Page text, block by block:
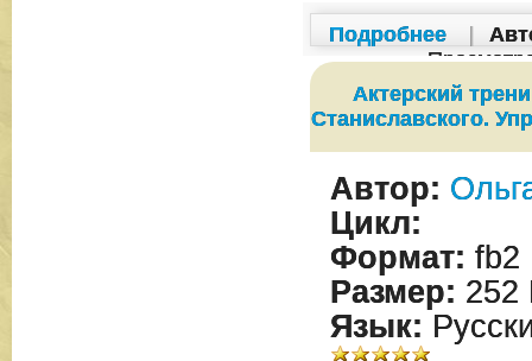
Подробнее
Актерский
Станиславского.
Автор:
Цикл:
Формат: fb2
Размер: 252
Язык: